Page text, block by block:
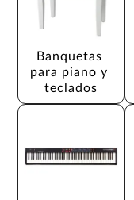
Banquetas
para piano y
teclados